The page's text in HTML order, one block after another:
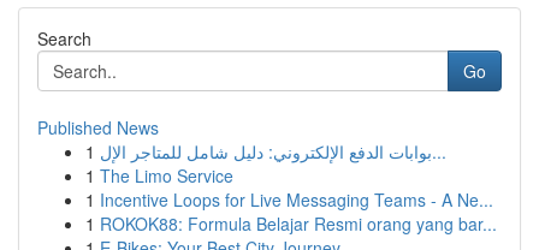
Search
Go
Published News
1
بوابات الدفع الإلكتروني: دليل شامل للمتاجر الإل...
1 The Limo Service
1 Incentive Loops for Live Messaging Teams - A Ne...
1 ROKOK88: Formula Belajar Resmi orang yang bar...